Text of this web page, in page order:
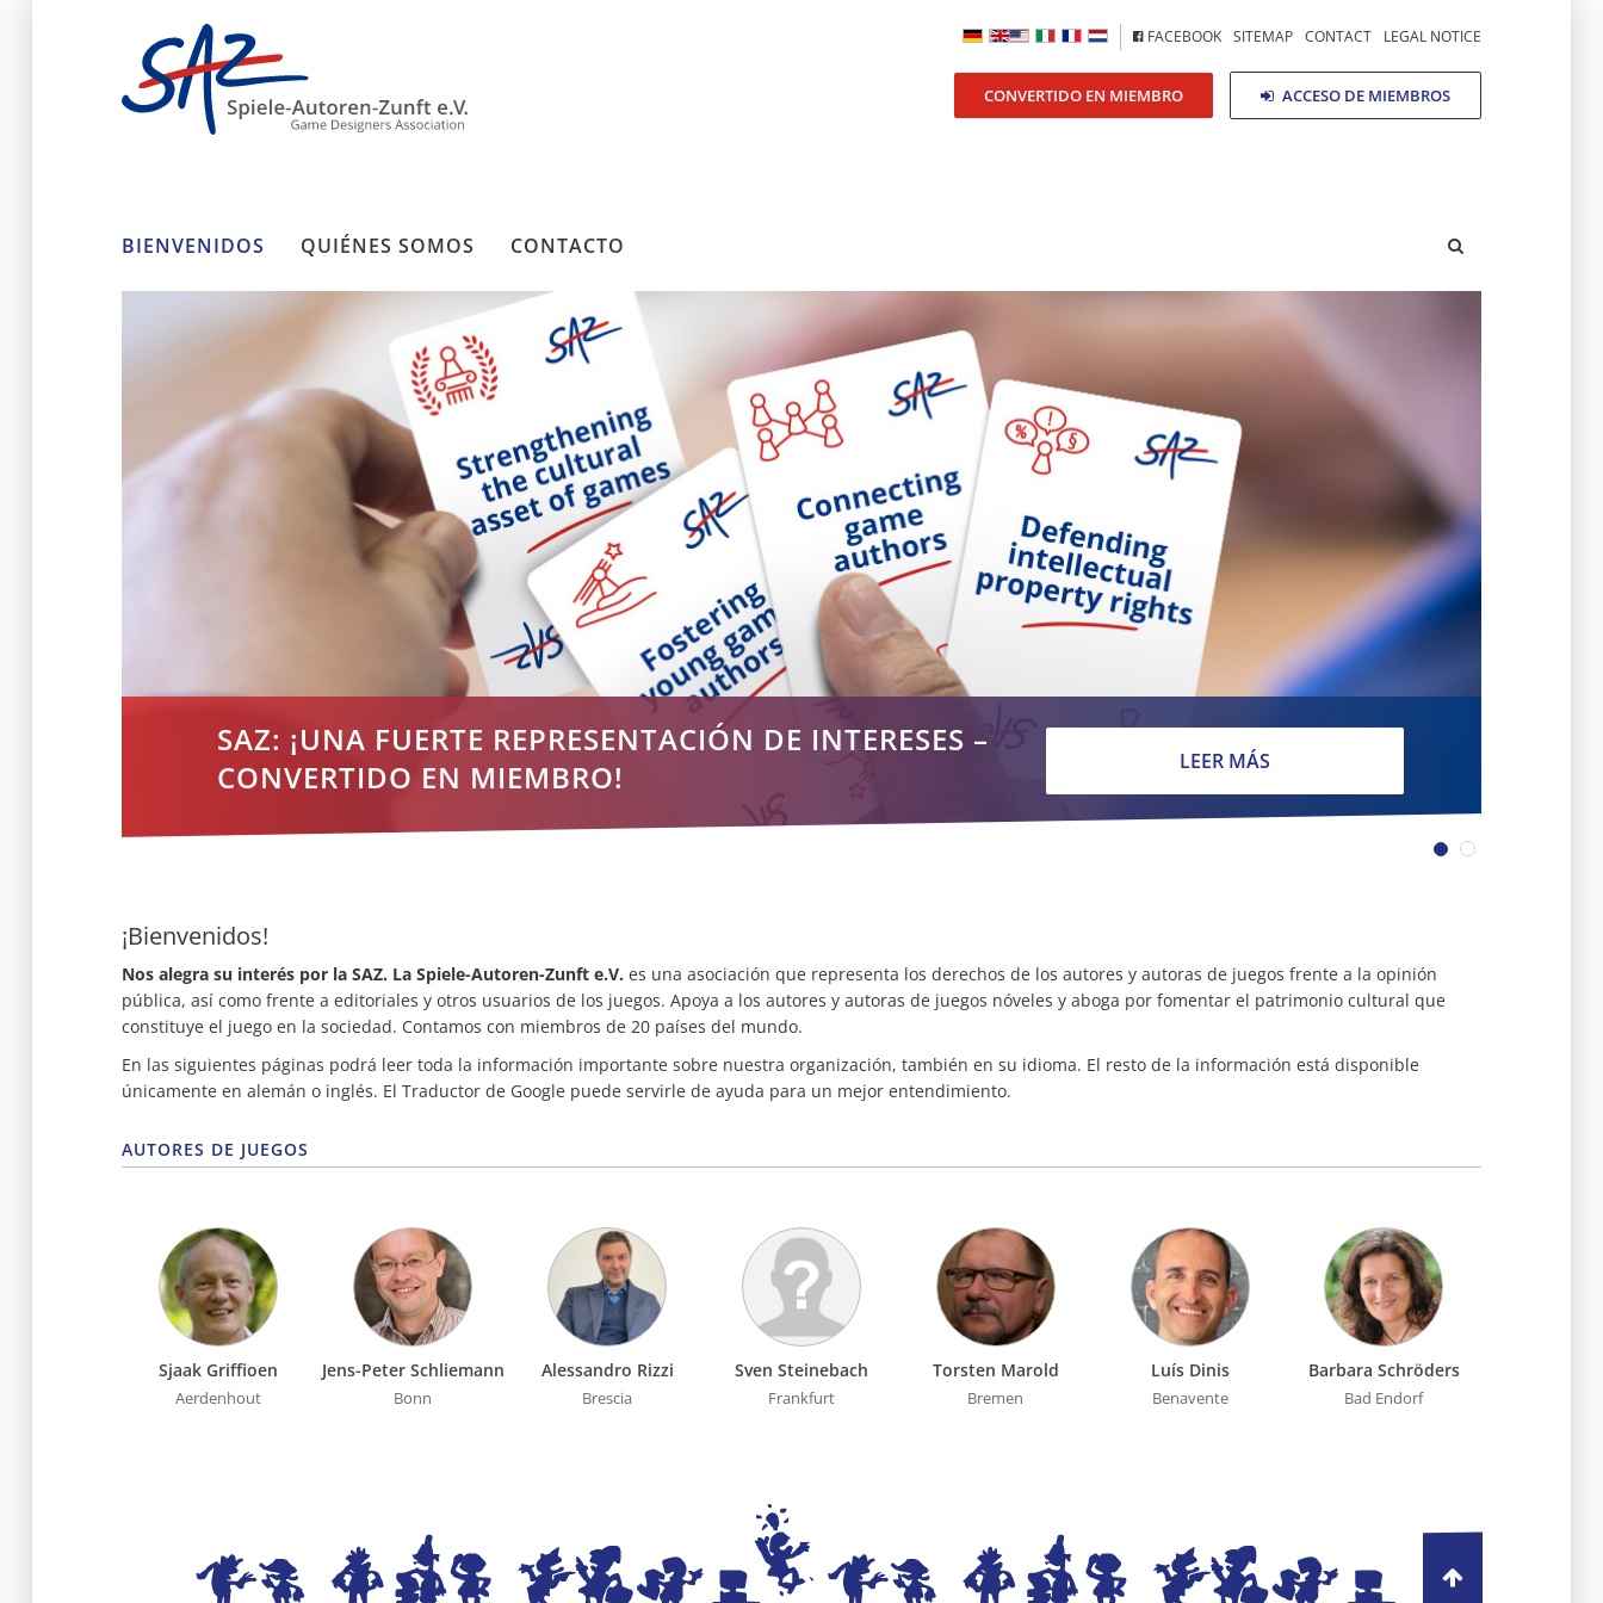
CONVERTIDO EN MIEMBRO ACCESO DE MIEMBROS
FACEBOOK SITEMAP CONTACT LEGAL NOTICE
BIENVENIDOS QUIÉNES SOMOS CONTACTO
SAZ: ¡UNA FUERTE REPRESENTACIÓN DE INTERESES –
CONVERTIDO EN MIEMBRO!
LEER MÁS
¡Bienvenidos!
Nos alegra su interés por la SAZ. La Spiele-Autoren-Zunft e.V. es una asociación que representa los derechos de los autores y autoras de juegos frente a la opinión
pública, así como frente a editoriales y otros usuarios de los juegos. Apoya a los autores y autoras de juegos nóveles y aboga por fomentar el patrimonio cultural que
constituye el juego en la sociedad. Contamos con miembros de 20 países del mundo.
En las siguientes páginas podrá leer toda la información importante sobre nuestra organización, también en su idioma. El resto de la información está disponible
únicamente en alemán o inglés. El Traductor de Google puede servirle de ayuda para un mejor entendimiento.
AUTORES DE JUEGOS
Sjaak Griffioen
Aerdenhout
Jens-Peter Schliemann
Bonn
Alessandro Rizzi
Brescia
Sven Steinebach
Frankfurt
Torsten Marold
Bremen
Luís Dinis
Benavente
Barbara Schröders
Bad Endorf